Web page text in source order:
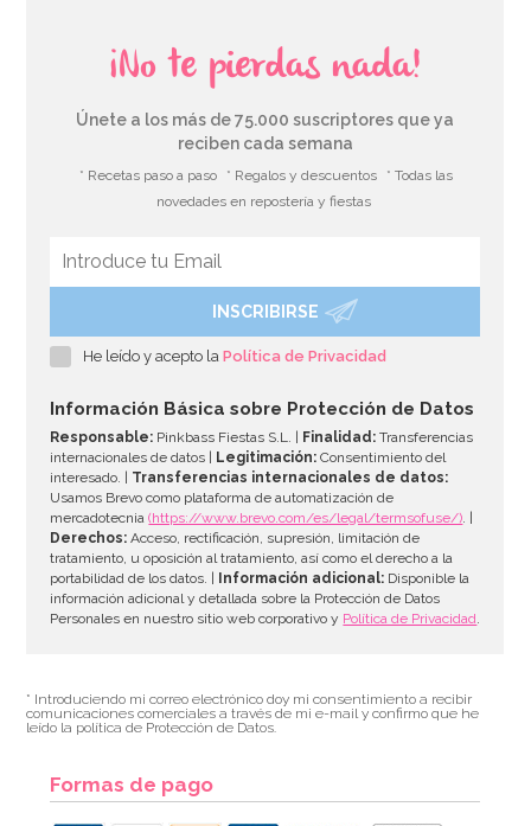
Cristales de Azúcar color Plata
AÑADIR
¡No te pierdas nada!
Únete a los más de 75.000 suscriptores que ya
reciben cada semana
* Recetas paso a paso * Regalos y descuentos
* Todas las
novedades en repostería y fiestas
INSCRIBIRSE
He leído y acepto laPolítica de Privacidad
Información Básica sobre Protección de Datos
Responsable: Pinkbass Fiestas S.L. | Finalidad: Transferencias
internacionales de datos |
Legitimación: Consentimiento del
interesado. | Transferencias internacionales de datos:
Usamos Brevo como plataforma de automatización de
mercadotecnia(https://www.brevo.com/es/legal/termsofuse/). |
Derechos: Acceso, rectificación, supresión, limitación de
tratamiento, u oposición al tratamiento, así como el derecho a la
portabilidad de los datos. |
Información adicional: Disponible la
información adicional y detallada sobre la Protección de Datos
Personales en nuestro sitio web corporativo y Política de Privacidad.
* Introduciendo mi correo electrónico doy mi consentimiento a recibir
comunicaciones comerciales a través de mi e-mail y confirmo que he
leído la política de Protección de Datos.
Formas de pago